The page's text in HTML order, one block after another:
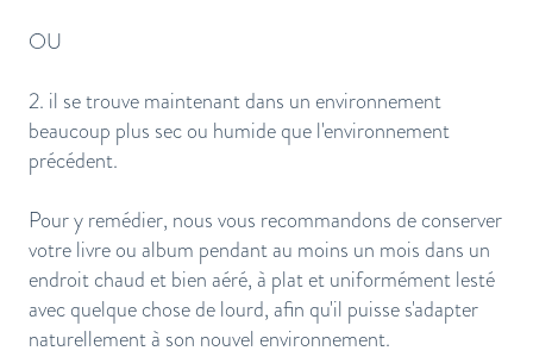
OU
2. il se trouve maintenant dans un environnement
beaucoup plus sec ou humide que l'environnement
précédent.
Pour y remédier, nous vous recommandons de conserver
votre livre ou album pendant au moins un mois dans un
endroit chaud et bien aéré, à plat et uniformément lesté
avec quelque chose de lourd, afin qu'il puisse s'adapter
naturellement à son nouvel environnement.